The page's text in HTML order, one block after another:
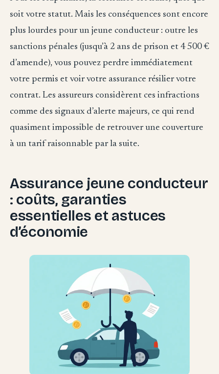
soit votre statut. Mais les conséquences sont encore
plus lourdes pour un jeune conducteur : outre les
sanctions pénales (jusqu’à 2 ans de prison et 4 500 €
d’amende), vous pouvez perdre immédiatement
votre permis et voir votre assurance résilier votre
contrat. Les assureurs considèrent ces infractions
comme des signaux d’alerte majeurs, ce qui rend
quasiment impossible de retrouver une couverture
à un tarif raisonnable par la suite.
Assurance jeune conducteur
: coûts, garanties
essentielles et astuces
d’économie